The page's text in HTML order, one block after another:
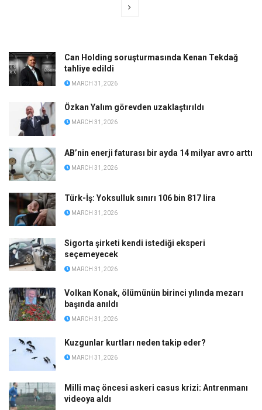
Can Holding soruşturmasında Kenan Tekdağ
tahliye edildi
MARCH 31, 2026
Özkan Yalım görevden uzaklaştırıldı
MARCH 31, 2026
AB’nin enerji faturası bir ayda 14 milyar avro arttı
MARCH 31, 2026
Türk-İş: Yoksulluk sınırı 106 bin 817 lira
MARCH 31, 2026
Sigorta şirketi kendi istediği eksperi
seçemeyecek
MARCH 31, 2026
Volkan Konak, ölümünün birinci yılında mezarı
başında anıldı
MARCH 31, 2026
Kuzgunlar kurtları neden takip eder?
MARCH 31, 2026
Milli maç öncesi askeri casus krizi: Antrenmanı
videoya aldı